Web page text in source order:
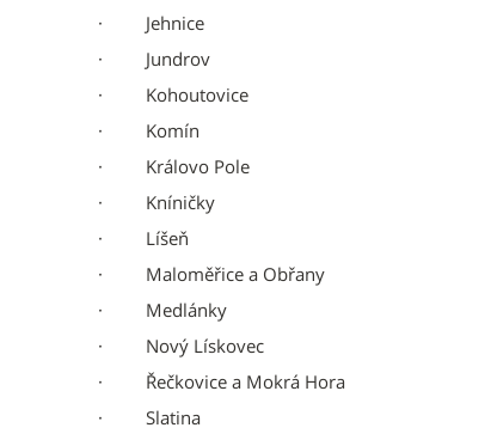
· Jehnice
· Jundrov
· Kohoutovice
· Komín
· Královo Pole
· Kníničky
· Líšeň
· Maloměřice a Obřany
· Medlánky
· Nový Lískovec
· Řečkovice a Mokrá Hora
· Slatina